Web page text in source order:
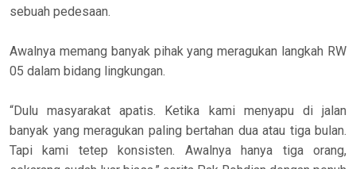
sebuah pedesaan.
Awalnya memang banyak pihak yang meragukan langkah RW
05 dalam bidang lingkungan.
“Dulu masyarakat apatis. Ketika kami menyapu di jalan
banyak yang meragukan paling bertahan dua atau tiga bulan.
Tapi kami tetep konsisten. Awalnya hanya tiga orang,